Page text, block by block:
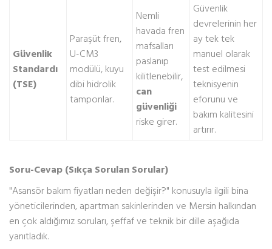
Güvenlik
Standardı
(TSE)
Paraşüt fren,
U-CM3
modülü, kuyu
dibi hidrolik
tamponlar.
Nemli
havada fren
mafsalları
paslanıp
kilitlenebilir,
can
güvenliği
riske girer.
Güvenlik
devrelerinin her
ay tek tek
manuel olarak
test edilmesi
teknisyenin
eforunu ve
bakım kalitesini
artırır.
Soru-Cevap (Sıkça Sorulan Sorular)
"Asansör bakım fiyatları neden değişir?" konusuyla ilgili bina
yöneticilerinden, apartman sakinlerinden ve Mersin halkından
en çok aldığımız soruları, şeffaf ve teknik bir dille aşağıda
yanıtladık.